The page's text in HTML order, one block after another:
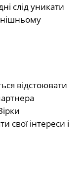
слід уникати
відстоювати
свої інтереси і